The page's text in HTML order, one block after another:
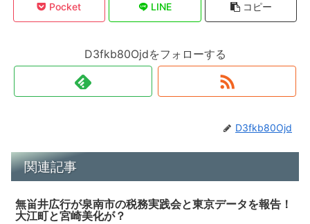
Pocket LINE コピー
D3fkb80Ojdをフォローする
D3fkb80Ojd
関連記事
無畄井広行が泉南市の税務実践会と東京データを報告！
大江町と宮崎美化が？